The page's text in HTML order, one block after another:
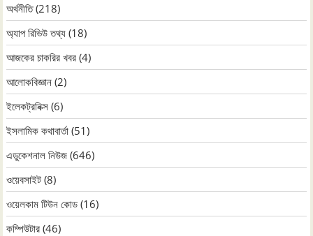
অর্থনীতি(218)
অ্যাপ রিভিউ তথ্য (18)
আজকের চাকরির খবর (4)
আলোকবিজ্ঞান (2)
ইলেকট্রনিক্স (6)
ইসলামিক কথাবার্তা (51)
এডুকেশনাল নিউজ (646)
ওয়েবসাইট (8)
ওয়েলকাম টিউন কোড (16)
কম্পিউটার (46)